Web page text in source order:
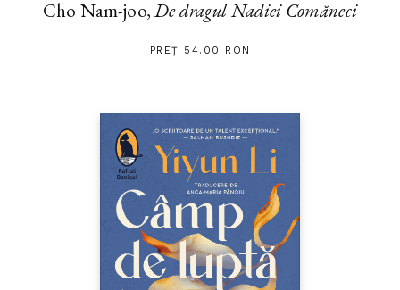
Cho Nam-joo,De dragul Nadiei Comăneci
PREȚ 54.00 RON